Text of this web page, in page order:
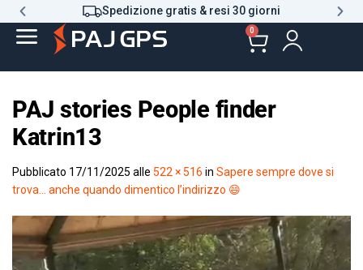
Spedizione gratis & resi 30 giorni
0
PAJ stories People finder
Katrin13
Pubblicato 17/11/2025 alle 522 × 516 in Sapere sempre dove si
trova… anche quando dimentico l’indirizzo 😄